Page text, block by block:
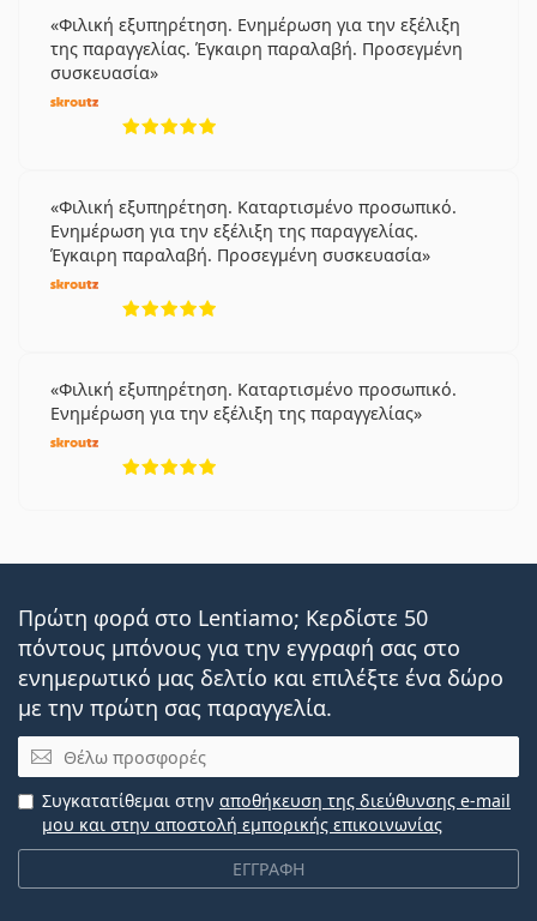
Φιλική εξυπηρέτηση. Ενημέρωση για την εξέλιξη
της παραγγελίας. Έγκαιρη παραλαβή. Προσεγμένη
συσκευασία
Φιλική εξυπηρέτηση. Καταρτισμένο προσωπικό.
Ενημέρωση για την εξέλιξη της παραγγελίας.
Έγκαιρη παραλαβή. Προσεγμένη συσκευασία
Φιλική εξυπηρέτηση. Καταρτισμένο προσωπικό.
Ενημέρωση για την εξέλιξη της παραγγελίας
Πρώτη φορά στο Lentiamo; Κερδίστε 50
πόντους μπόνους για την εγγραφή σας στο
ενημερωτικό μας δελτίο και επιλέξτε ένα δώρο
με την πρώτη σας παραγγελία.
Email
ΕΓΓΡΑΦΗ
Συγκατατίθεμαι στην αποθήκευση της διεύθυνσης e-mail
μου και στην αποστολή εμπορικής επικοινωνίας